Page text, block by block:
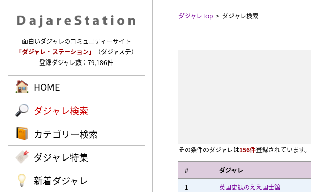
面白いダジャレのコミュニティーサイト
「ダジャレ・ステーション」
（ダジャステ）
登録ダジャレ数：79,186件
HOME
ダジャレ検索
カテゴリー検索
ダジャレ特集
新着ダジャレ
ダジャレTop ダジャレ検索
その条件のダジャレは156件登録されています。
# ダジャレ
1
英国史観のええ国士舘